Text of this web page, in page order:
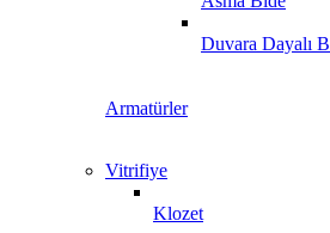
Duvara Dayalı
Armatürler
Vitrifiye
Klozet